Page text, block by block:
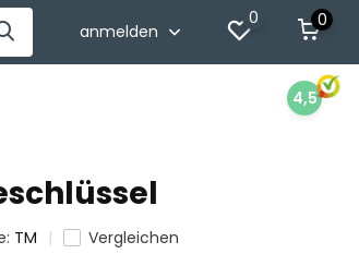
anmelden
0 0
4,5
TM
Vergleichen